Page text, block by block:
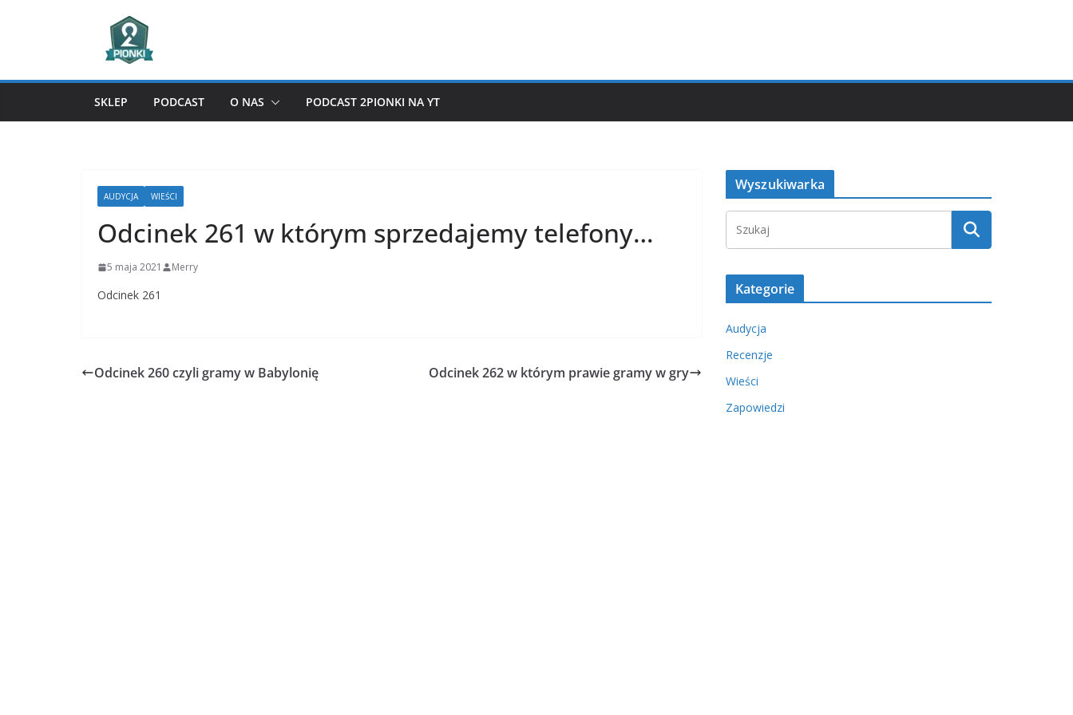
SKLEP PODCAST O NAS PODCAST 2PIONKI NA YT
AUDYCJA WIEŚCI
Odcinek 261 w którym sprzedajemy telefony…
5 maja 2021 Merry
Odcinek 261
Odcinek 260 czyli gramy w Babylonię Odcinek 262 w którym prawie gramy w gry
Wyszukiwarka
Kategorie
Audycja
Recenzje
Wieści
Zapowiedzi